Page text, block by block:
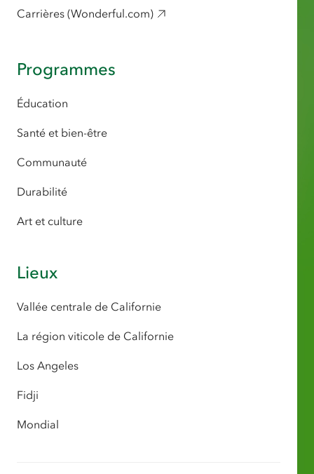
Carrières (Wonderful.com)
Programmes
Éducation
Santé et bien-être
Communauté
Durabilité
Art et culture
Lieux
Vallée centrale de Californie
La région viticole de Californie
Los Angeles
Fidji
Mondial